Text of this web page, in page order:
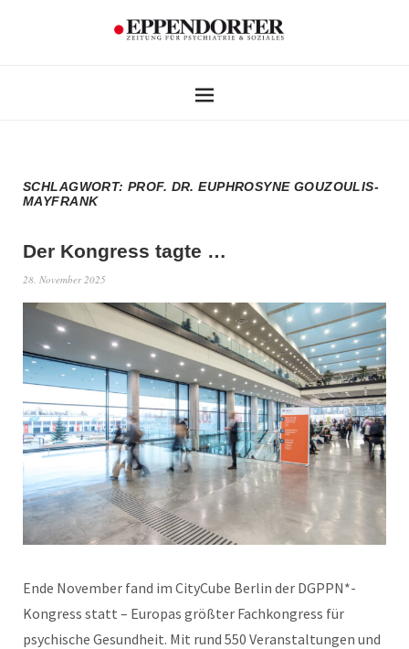
SCHLAGWORT:PROF. DR. EUPHROSYNE GOUZOULIS-
MAYFRANK
Der Kongress tagte …
28. November 2025
Ende November fand im CityCube Berlin der DGPPN*-
Kongress statt – Europas größter Fachkongress für
psychische Gesundheit. Mit rund 550 Veranstaltungen und